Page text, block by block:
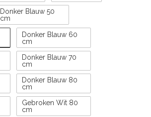
Donker Blauw 50
cm
Donker Blauw 60
cm
Donker Blauw 70
cm
Donker Blauw 80
cm
Gebroken Wit 80
cm